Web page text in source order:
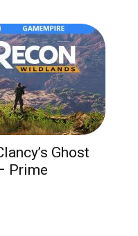
Ghost
Prime